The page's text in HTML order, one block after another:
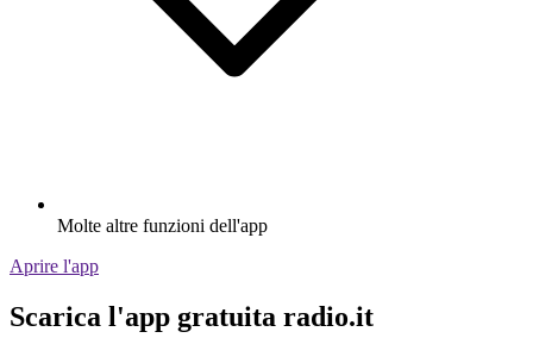
Molte altre funzioni dell'app
Aprire l'app
Scarica l'app gratuita radio.it